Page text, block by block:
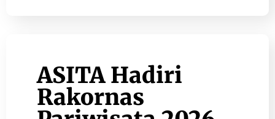
ASITA Hadiri
Rakornas